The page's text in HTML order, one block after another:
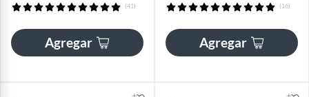
(41)
Agregar
(16)
Agregar